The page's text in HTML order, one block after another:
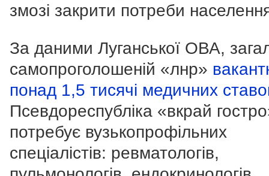
змозі закрити потреби
За даними Луганської ОВА,
самопроголошеній «лнр»
понад 1,5 тисячі медичних
Псевдореспубліка «вкрай
потребує вузькопрофільних
спеціалістів: ревматологів,